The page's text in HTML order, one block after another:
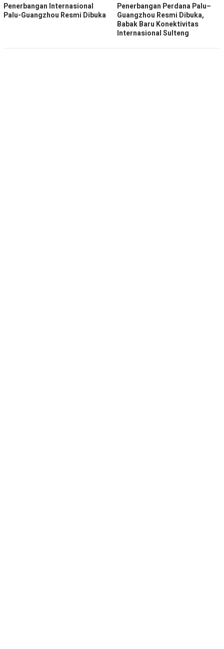
Penerbangan Internasional
Palu-Guangzhou Resmi Dibuka
Penerbangan Perdana Palu–
Guangzhou Resmi Dibuka,
Babak Baru Konektivitas
Internasional Sulteng